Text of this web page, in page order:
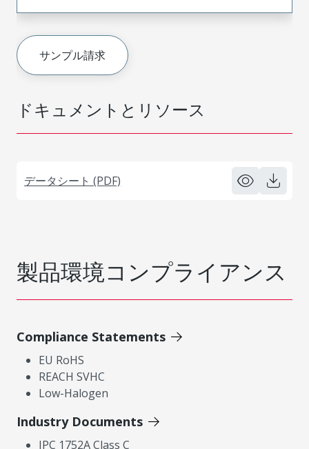
ドキュメントとリソース
データシート (PDF)
サンプル請求
製品環境コンプライアンス
Compliance Statements
EU RoHS
REACH SVHC
Low-Halogen
Industry Documents
IPC 1752A Class C